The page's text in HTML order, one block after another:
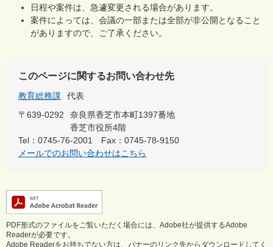
日程や案件は、急遽変更される場合があります。
案件によっては、会議の一部または全部が非公開となること
がありますので、ご了承ください。
このページに関するお問い合わせ先
教育総務課
代表
〒639-0292
奈良県香芝市本町1397番地
香芝市役所4階
Tel：0745-76-2001
Fax：0745-78-9150
メールでのお問い合わせはこちら
PDF形式のファイルをご覧いただく場合には、Adobe社が提供するAdobe
Readerが必要です。
Adobe Readerをお持ちでない方は、バナーのリンク先からダウンロードしてく